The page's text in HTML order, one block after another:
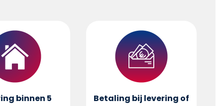
binnen 5
Betaling bij levering of